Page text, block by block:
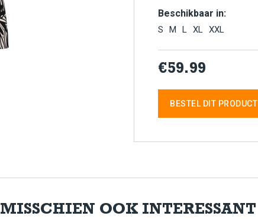
Beschikbaar in:
S M L XL XXL
€59.99
BESTEL DIT PRODUCT
MISSCHIEN OOK INTERESSANT